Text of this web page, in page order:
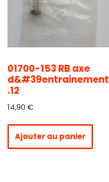
01700-153 RB axe
d&#39entrainement
.12
14,90 €
Ajouter au panier